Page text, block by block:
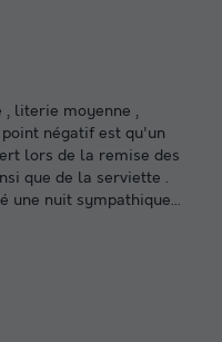
, literie moyenne ,
négatif est qu'un
lors de la remise des
que de la serviette .
une nuit sympathique...